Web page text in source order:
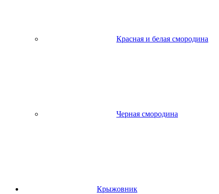
Красная и белая смородина
Черная смородина
Крыжовник